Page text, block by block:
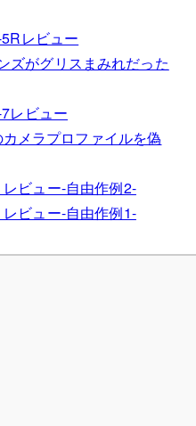
レビュー
ズがグリスまみれだった
レビュー
メラプロファイルを偽
ビュー-自由作例2-
ビュー-自由作例1-